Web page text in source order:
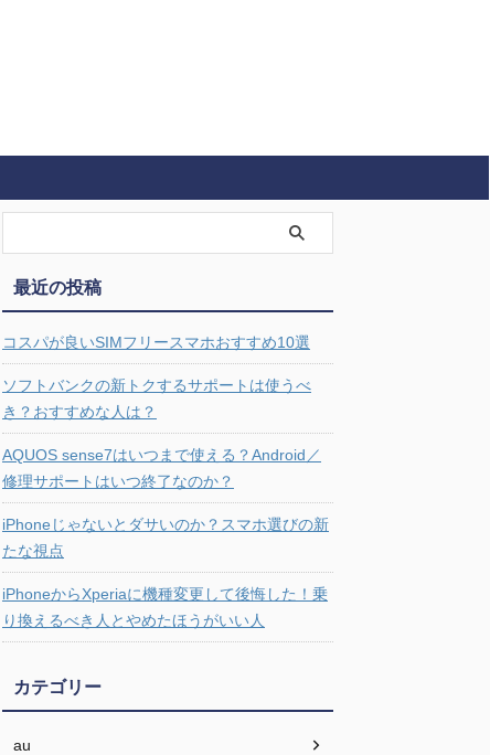
最近の投稿
コスパが良いSIMフリースマホおすすめ10選
ソフトバンクの新トクするサポートは使うべ
き？おすすめな人は？
AQUOS sense7はいつまで使える？Android／
修理サポートはいつ終了なのか？
iPhoneじゃないとダサいのか？スマホ選びの新
たな視点
iPhoneからXperiaに機種変更して後悔した！乗
り換えるべき人とやめたほうがいい人
カテゴリー
au